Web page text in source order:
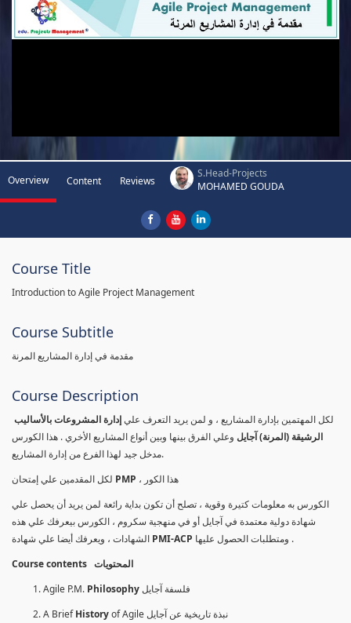
Overview Content Reviews
S.Head-Projects
MOHAMED GOUDA
Course Title
Introduction to Agile Project Management
Course Subtitle
مقدمة في إدارة المشاريع المرنة
Course Description
لكل المهتمين بإدارة المشاريع ، و لمن يريد التعرف عليإدارة المشروعات بالأساليب
الرشيقة (المرنة) آجايل وعلي الفرق بينها وبين أنواع المشاريع الأخري . هذا الكورس
مدخل جيد لهذا الفرع من إدارة المشاريع.
PMP
، هذا الكور
الكورس به معلومات كتيرة وقوية ، تصلح أن تكون بداية رائعة لمن يريد أن يحصل علي
شهادة دولية معتمدة في آجايل أو في منهجية سكروم ، الكورس بيعرفك علي هذه
PMI-ACP
ومتطلبات الحصول عليها .
Agile P.M. Philosophyفلسفة آجايل
A BriefHistory
of Agile نبذة تاريخية عن آجايل